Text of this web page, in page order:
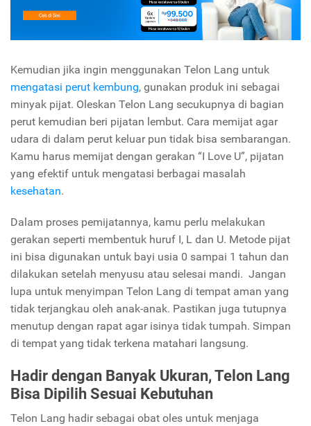
Kemudian jika ingin menggunakan Telon Lang untuk
mengatasi perut kembung, gunakan produk ini sebagai
minyak pijat. Oleskan Telon Lang secukupnya di bagian
perut kemudian beri pijatan lembut. Cara memijat agar
udara di dalam perut keluar pun tidak bisa sembarangan.
Kamu harus memijat dengan gerakan “I Love U”, pijatan
yang efektif untuk mengatasi berbagai masalah
kesehatan.
Dalam proses pemijatannya, kamu perlu melakukan
gerakan seperti membentuk huruf I, L dan U. Metode pijat
ini bisa digunakan untuk bayi usia 0 sampai 1 tahun dan
dilakukan setelah menyusu atau selesai mandi. Jangan
lupa untuk menyimpan Telon Lang di tempat aman yang
tidak terjangkau oleh anak-anak. Pastikan juga tutupnya
menutup dengan rapat agar isinya tidak tumpah. Simpan
di tempat yang tidak terkena matahari langsung.
Hadir dengan Banyak Ukuran, Telon Lang
Bisa Dipilih Sesuai Kebutuhan
Telon Lang hadir sebagai obat oles untuk menjaga